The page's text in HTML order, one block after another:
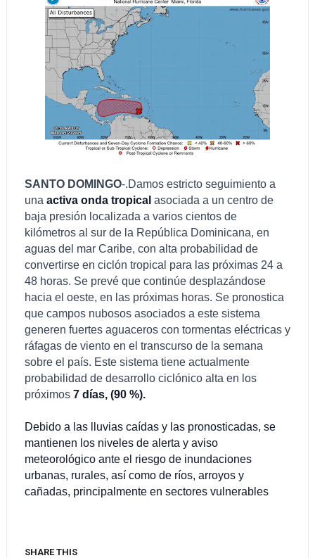
SANTO DOMINGO-.Damos estricto seguimiento a
una activa onda tropical asociada a un centro de
baja presión localizada a varios cientos de
kilómetros al sur de la República Dominicana, en
aguas del mar Caribe, con alta probabilidad de
convertirse en ciclón tropical para las próximas 24 a
48 horas. Se prevé que continúe desplazándose
hacia el oeste, en las próximas horas. Se pronostica
que campos nubosos asociados a este sistema
generen fuertes aguaceros con tormentas eléctricas y
ráfagas de viento en el transcurso de la semana
sobre el país. Este sistema tiene actualmente
probabilidad de desarrollo ciclónico alta en los
próximos 7 días, (90 %).
Debido a las lluvias caídas y las pronosticadas, se
mantienen los niveles de alerta y aviso
meteorológico ante el riesgo de inundaciones
urbanas, rurales, así como de ríos, arroyos y
cañadas, principalmente en sectores vulnerables
SHARE THIS